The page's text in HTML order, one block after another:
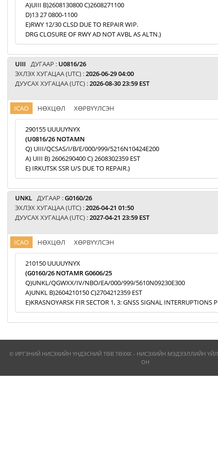
A)UIII B)2608130800 C)2608271100
D)13 27 0800-1100
E)RWY 12/30 CLSD DUE TO REPAIR WIP.
DRG CLOSURE OF RWY AD NOT AVBL AS ALTN.)
UIII ДУГААР : U0816/26
ЭХЛЭХ ХУГАЦАА (UTC) :2026-06-29 04:00
ДУУСАХ ХУГАЦАА (UTC) :2026-08-30 23:59 EST
ICAO НӨХЦӨЛ ХӨРВҮҮЛСЭН
290155 UUUUYNYX
(U0816/26 NOTAMN
Q) UIII/QCSAS/I/B/E/000/999/5216N10424E200
A) UIII B) 2606290400 C) 2608302359 EST
E) IRKUTSK SSR U/S DUE TO REPAIR.)
UNKL ДУГААР :G0160/26
ЭХЛЭХ ХУГАЦАА (UTC) :2026-04-21 01:50
ДУУСАХ ХУГАЦАА (UTC) :2027-04-21 23:59 EST
ICAO НӨХЦӨЛ ХӨРВҮҮЛСЭН
210150 UUUUYNYX
(G0160/26 NOTAMR G0606/25
Q)UNKL/QGWXX/IV/NBO/EA/000/999/5610N09230E300
A)UNKL B)2604210150 C)2704212359 EST
E)KRASNOYARSK FIR SECTOR 1, 3: GNSS SIGNAL INTERRUPTIONS
© ИРГЭНИЙ НИСЭХИЙН ҮНДЭСНИЙ ТӨВ ТӨХХК - НИСЭХИЙН МЭДЭЭЛЛИЙН
ОН